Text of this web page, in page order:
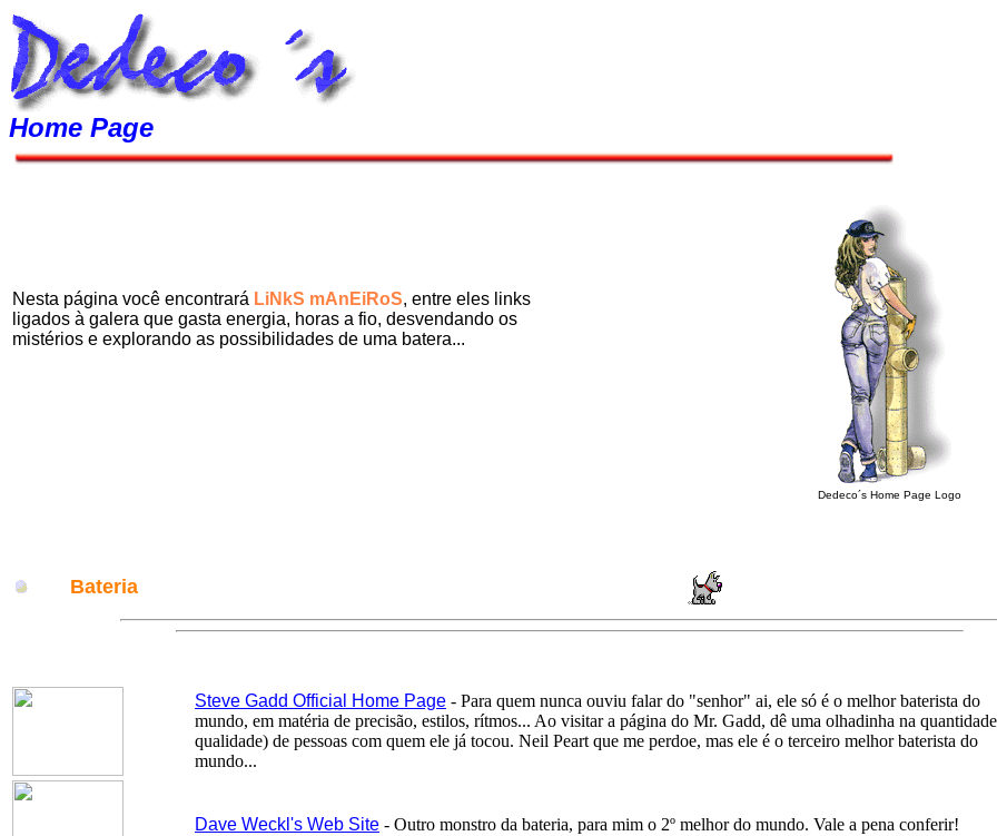
Home Page
Nesta página você encontrará LiNkS mAnEiRoS, entre eles links
ligados à galera que gasta energia, horas a fio, desvendando os
mistérios e explorando as possibilidades de uma batera...
Dedeco´s Home Page Logo
Bateria
Steve Gadd Official Home Page - Para quem nunca ouviu falar do "senhor" ai, ele só é o melhor baterista do
mundo, em matéria de precisão, estilos, rítmos... Ao visitar a página do Mr. Gadd, dê uma olhadinha na
qualidade) de pessoas com quem ele já tocou. Neil Peart que me perdoe, mas ele é o terceiro melhor baterista do
mundo...
Dave Weckl's Web Site - Outro monstro da bateria, para mim o 2º melhor do mundo. Vale a pena conferir!